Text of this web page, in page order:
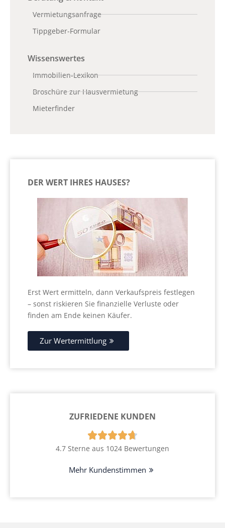
Vermietungsanfrage
Tippgeber-Formular
Wissenswertes
Immobilien-Lexikon
Broschüre zur Hausvermietung
Mieterfinder
DER WERT IHRES HAUSES?
Erst Wert ermitteln, dann Verkaufspreis festlegen
– sonst riskieren Sie finanzielle Verluste oder
finden am Ende keinen Käufer.
Zur Wertermittlung
ZUFRIEDENE KUNDEN

4.7 Sterne aus 1024 Bewertungen
Mehr Kundenstimmen